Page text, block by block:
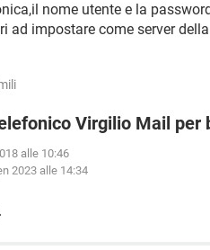
nome utente e la
ad impostare come server
Virgilio Mail per
alle 10:46
2023 alle 14:34